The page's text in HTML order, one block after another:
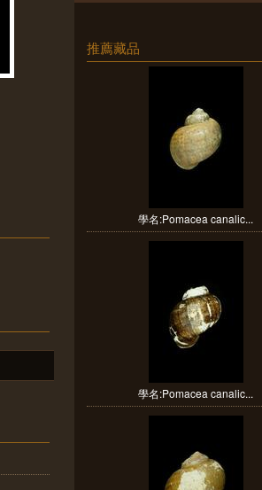
推薦藏品
學名:Pomacea canalic...
學名:Pomacea canalic...